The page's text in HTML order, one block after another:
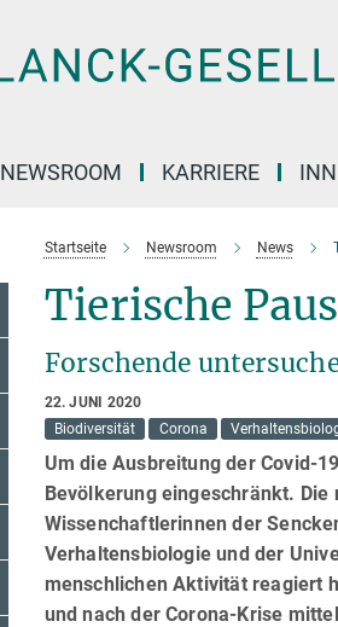
NEWSROOM KARRIERE
Startseite Newsroom News
Tierische
Forschende
22. JUNI 2020
Biodiversität
Corona
Um die Ausbreitung der Covid-
Bevölkerung eingeschränkt. Die
Wissenchaftlerinnen der
Verhaltensbiologie und der
menschlichen Aktivität reagiert
und nach der Corona-Krise